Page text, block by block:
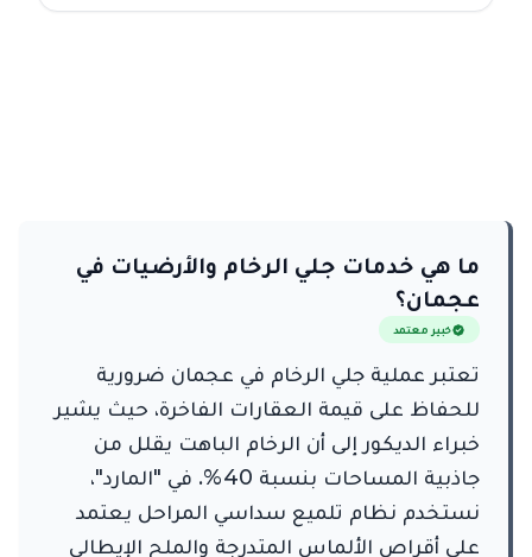
ما هي خدمات جلي الرخام والأرضيات في
عجمان؟
خبير معتمد
تعتبر عملية جلي الرخام في عجمان ضرورية
للحفاظ على قيمة العقارات الفاخرة، حيث يشير
خبراء الديكور إلى أن الرخام الباهت يقلل من
جاذبية المساحات بنسبة 40%. في "المارد"،
نستخدم نظام تلميع سداسي المراحل يعتمد
على أقراص الألماس المتدرجة والملح الإيطالي